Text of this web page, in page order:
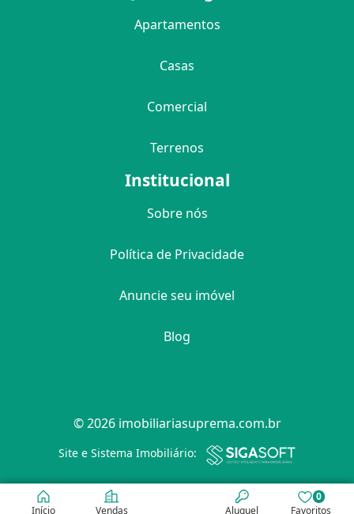
Filtro
Apartamentos
Casas
Comercial
Terrenos
Institucional
Sobre nós
Política de Privacidade
Anuncie seu imóvel
Blog
© 2026 imobiliariasuprema.com.br
Site e Sistema Imobiliário:
Início Vendas Aluguel
0
Favoritos